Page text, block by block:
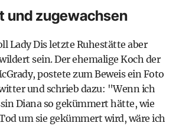
und zugewachsen
Lady Dis letzte Ruhestätte aber
sein. Der ehemalige Koch der
postete zum Beweis ein Foto
und schrieb dazu: "Wenn ich
Diana so gekümmert hätte, wie
um sie gekümmert wird, wäre ich